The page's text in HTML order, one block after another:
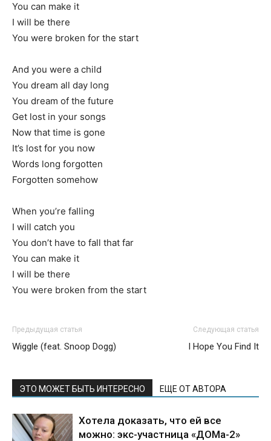
You can make it
I will be there
You were broken for the start
And you were a child
You dream all day long
You dream of the future
Get lost in your songs
Now that time is gone
It’s lost for you now
Words long forgotten
Forgotten somehow
When you’re falling
I will catch you
You don’t have to fall that far
You can make it
I will be there
You were broken from the start
Предыдущая статья
Wiggle (feat. Snoop Dogg)
Следующая статья
I Hope You Find It
ЭТО МОЖЕТ БЫТЬ ИНТЕРЕСНО ЕЩЕ ОТ АВТОРА
Хотела доказать, что ей все
можно: экс-участница «ДОМа-2»